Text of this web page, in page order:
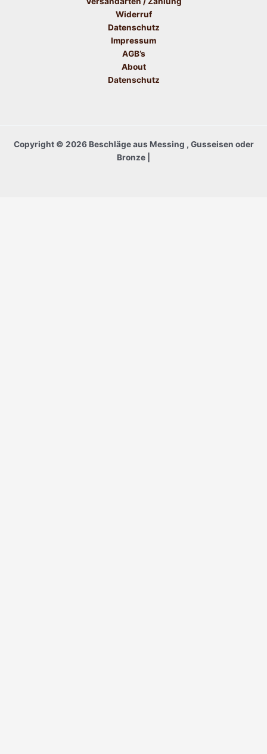
Widerruf
Datenschutz
Impressum
AGB’s
About
Datenschutz
Copyright © 2026 Beschläge aus Messing , Gusseisen oder
Bronze |